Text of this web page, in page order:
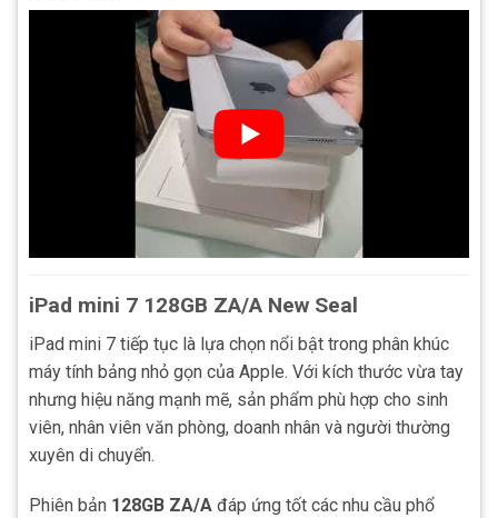
iPad mini 7 128GB ZA/A New Seal
iPad mini 7 tiếp tục là lựa chọn nổi bật trong phân khúc
máy tính bảng nhỏ gọn của Apple. Với kích thước vừa tay
nhưng hiệu năng mạnh mẽ, sản phẩm phù hợp cho sinh
viên, nhân viên văn phòng, doanh nhân và người thường
xuyên di chuyển.
Phiên bản 128GB ZA/A đáp ứng tốt các nhu cầu phổ